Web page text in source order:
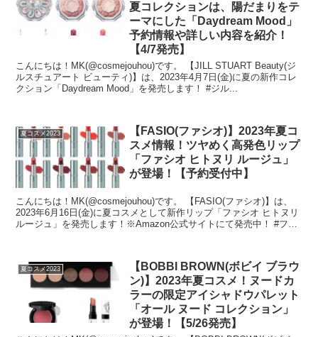
夏コレクションは、陽だまりをテ
ーマにした「Daydream Mood」
予約情報や詳しい内容を紹介！
【4/7発売】
こんにちは！MK(@cosmejouhou)です。 【JILL STUART Beauty(ジ
ルスチュアート ビューティ)】は、2023年4月7日(金)に夏の新作コレ
クション「Daydream Mood」を発売します！ #ジル...
夏コスメ2023
【FASIO(ファシオ)】2023年夏コ
スメ情報！ツヤめく高発色リップ
「ファシオ ヒトヌリ ルージュ」
が登場！【予約受付中】
こんにちは！MK(@cosmejouhou)です。 【FASIO(ファシオ)】は、
2023年6月16日(金)に夏コスメとして新作リップ「ファシオ ヒトヌリ
ルージュ」を発売します！※Amazon公式サイトにて発売中！ #ファ
夏コスメ2023
【BOBBI BROWN(ボビイ ブラウ
ン)】2023年夏コスメ！ヌードカ
ラーの限定アイシャドウパレット
「オール ヌード コレクション」
が登場！【5/26発売】